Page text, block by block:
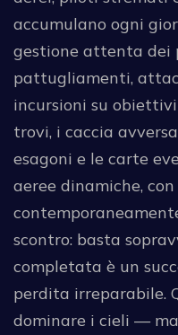
accumulano ogni
gestione attenta dei
pattugliamenti,
incursioni su
trovi, i caccia
esagoni e le carte
aeree dinamiche,
scontro: basta
completata è un
perdita irreparabile.
dominare i cieli —